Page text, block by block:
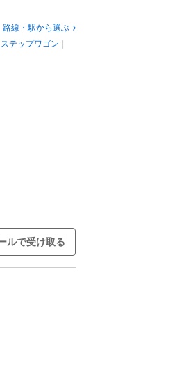
路線・駅から選ぶ
ステップワゴン
ルで受け取る